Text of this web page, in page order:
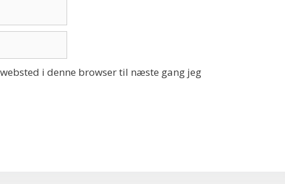
i denne browser til næste gang jeg